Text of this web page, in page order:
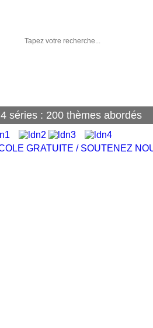
4 séries : 200 thèmes abordés